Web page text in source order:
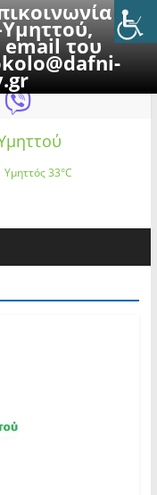
με
email του
2026
Υμηττός33°C